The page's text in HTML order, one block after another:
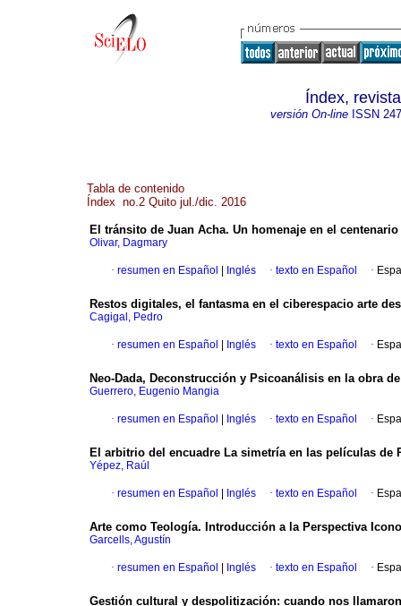
Índex,
versión On-lineISSN
Tabla de contenido
Índex no.2 Quito jul./dic. 2016
El tránsito de Juan Acha. Un homenaje en el
Olivar, Dagmary
· resumen en Español Inglés · texto en Español ·
Restos digitales, el fantasma en el ciberespacio arte
Cagigal, Pedro
· resumen en Español Inglés · texto en Español ·
Neo-Dada, Deconstrucción y Psicoanálisis en la obra
Guerrero, Eugenio Mangia
· resumen en Español Inglés · texto en Español ·
El arbitrio del encuadre La simetría en las películas de
Yépez, Raúl
· resumen en Español Inglés · texto en Español ·
Arte como Teología. Introducción a la Perspectiva
Garcells, Agustín
· resumen en Español Inglés · texto en Español ·
Gestión cultural y despolitización: cuando nos